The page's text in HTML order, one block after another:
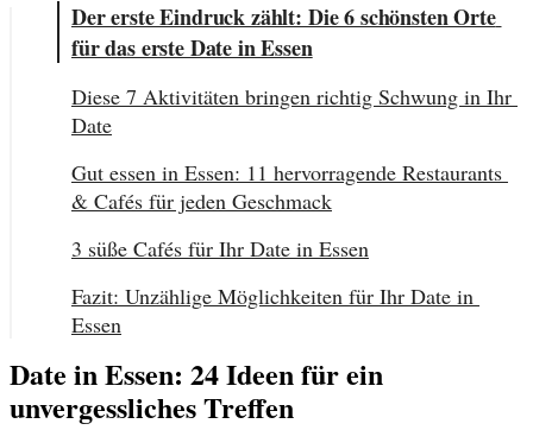
Der erste Eindruck zählt: Die 6 schönsten Orte
für das erste Date in Essen
Diese 7 Aktivitäten bringen richtig Schwung in Ihr
Date
Gut essen in Essen: 11 hervorragende Restaurants
& Cafés für jeden Geschmack
3 süße Cafés für Ihr Date in Essen
Fazit: Unzählige Möglichkeiten für Ihr Date in
Essen
Date in Essen: 24 Ideen für ein
unvergessliches Treffen